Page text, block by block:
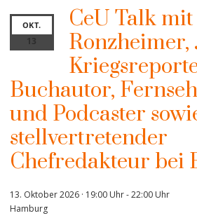
OKT.
13
CeU Talk
Ronzheimer,
Buchautor,
und Podcaster
stellvertretender
Chefredakteur bei
13. Oktober 2026 · 19:00 Uhr-22:00 Uhr
Hamburg